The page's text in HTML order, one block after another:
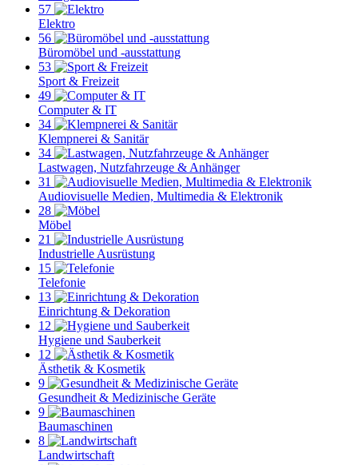
57
Elektro
56
Büromöbel und -ausstattung
53
Sport & Freizeit
49
Computer & IT
34
Klempnerei & Sanitär
34
Lastwagen, Nutzfahrzeuge & Anhänger
31
Audiovisuelle Medien, Multimedia & Elektronik
28
Möbel
21
Industrielle Ausrüstung
15
Telefonie
13
Einrichtung & Dekoration
12
Hygiene und Sauberkeit
12
Ästhetik & Kosmetik
9
Gesundheit & Medizinische Geräte
9
Baumaschinen
8
Landwirtschaft